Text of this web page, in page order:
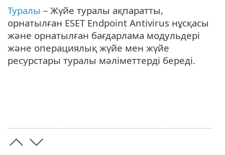
Туралы – Жүйе туралы ақпаратты,
орнатылған ESET Endpoint Antivirus нұсқасы
және орнатылған бағдарлама модульдері
және операциялық жүйе мен жүйе
ресурстары туралы мәліметтерді береді.